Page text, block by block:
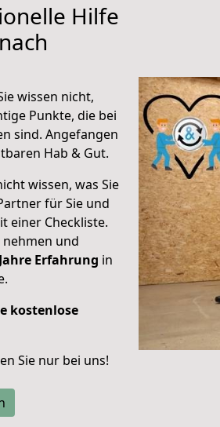
Hilfe
wissen nicht,
Punkte, die bei
sind. Angefangen
Hab & Gut.
wissen, was Sie
für Sie und
einer Checkliste.
nehmen und
Erfahrung in
kostenlose
Sie nur bei uns!